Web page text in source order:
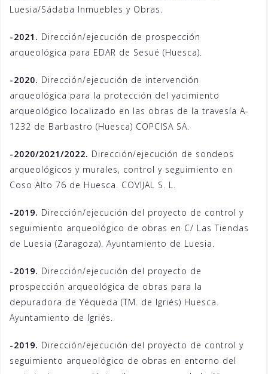
Luesia/Sádaba Inmuebles y Obras.
-2021. Dirección/ejecución de prospección
arqueológica para EDAR de Sesué (Huesca).
-2020. Dirección/ejecución de intervención
arqueológica para la protección del yacimiento
arqueológico localizado en las obras de la travesía A-
1232 de Barbastro (Huesca) COPCISA SA.
-2020/2021/2022. Dirección/ejecución de sondeos
arqueológicos y murales, control y seguimiento en
Coso Alto 76 de Huesca. COVIJAL S. L.
-2019. Dirección/ejecución del proyecto de control y
seguimiento arqueológico de obras en C/ Las Tiendas
de Luesia (Zaragoza). Ayuntamiento de Luesia.
-2019. Dirección/ejecución del proyecto de
prospección arqueológica de obras para la
depuradora de Yéqueda (TM. de Igriés) Huesca.
Ayuntamiento de Igriés.
-2019. Dirección/ejecución del proyecto de control y
seguimiento arqueológico de obras en entorno del